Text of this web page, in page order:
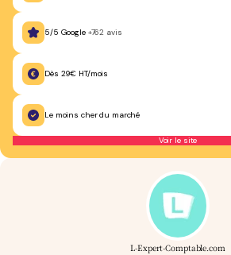
5/5 Google +762 avis
Dès 29€ HT/mois
Le moins cher du marché
Voir le site
L-Expert-Comptable.com